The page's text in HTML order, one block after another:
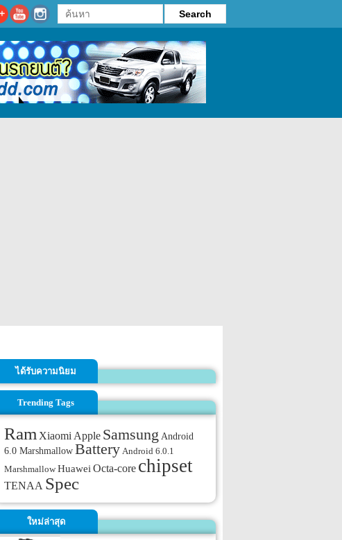
ได้รับความนิยม
Trending Tags
Ram Xiaomi Apple Samsung Android
6.0 MarshmallowBattery Android 6.0.1
Marshmallow Huawei Octa-core chipset
TENAA Spec
ใหม่ล่าสุด